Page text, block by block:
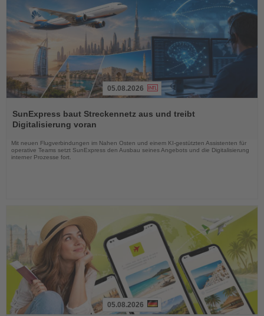
Sie
die
Nachrichten
05.08.2026
SunExpress baut Streckennetz aus und treibt
Digitalisierung voran
Mit neuen Flugverbindungen im Nahen Osten und einem KI-gestützten Assistenten für
operative Teams setzt SunExpress den Ausbau seines Angebots und die Digitalisierung
interner Prozesse fort.
05.08.2026